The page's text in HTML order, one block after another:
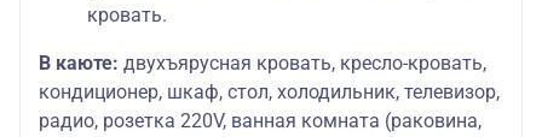
кровать.
В каюте: двухъярусная кровать, кресло-кровать,
кондиционер, шкаф, стол, холодильник, телевизор,
радио, розетка 220V, ванная комната (раковина,